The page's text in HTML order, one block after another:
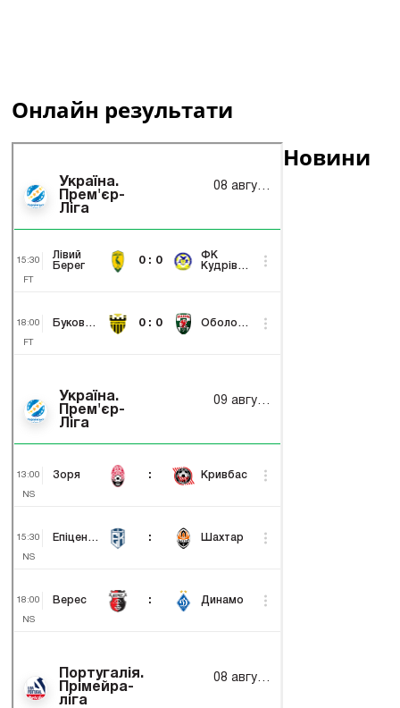
Онлайн результати
Новини